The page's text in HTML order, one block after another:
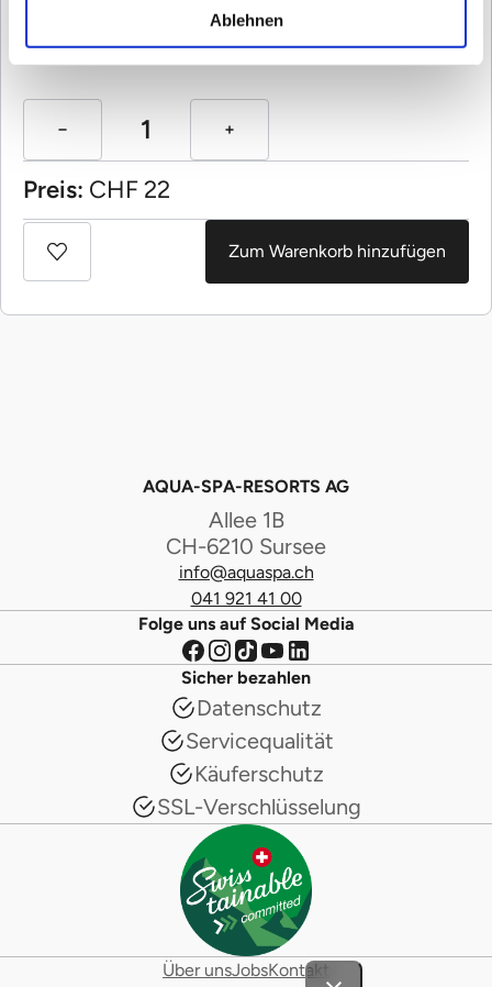
Ablehnen
Anzahl:
Preis: CHF22
Zum Warenkorb hinzufügen
AQUA-SPA-RESORTS AG
Allee 1B
CH-6210 Sursee
info@aquaspa.ch
041 921 41 00
Folge uns auf Social Media
Sicher bezahlen
Datenschutz
Servicequalität
Käuferschutz
SSL-Verschlüsselung
Über unsJobsKontakt